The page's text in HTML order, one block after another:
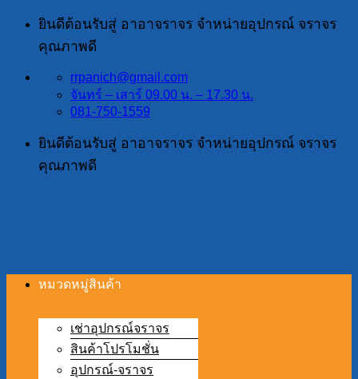
ข้าม
เนื้อหา
ยินดีต้อนรับสู่ อาอาจราจร จำหน่ายอุปกรณ์ จราจร
คุณภาพดี
rrpanich@gmail.com
จันทร์ – เสาร์ 09.00 น. – 17.30 น.
081-750-1559
ยินดีต้อนรับสู่ อาอาจราจร จำหน่ายอุปกรณ์ จราจร
คุณภาพดี
หมวดหมู่สินค้า
เช่าอุปกรณ์จราจร
สินค้าโปรโมชั่น
อุปกรณ์-จราจร